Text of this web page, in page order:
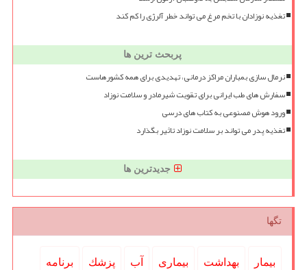
تغذیه نوزادان با تخم مرغ می تواند خطر آلرژی را کم کند
پربحث ترین ها
نرمال سازی بمباران مراکز درمانی، تهدیدی برای همه کشورهاست
سفارش های طب ایرانی برای تقویت شیرمادر و سلامت نوزاد
ورود هوش مصنوعی به کتاب های درسی
تغذیه پدر می تواند بر سلامت نوزاد تاثیر بگذارد
جدیدترین ها
تگها
بیمار بهداشت بیماری آب پزشك برنامه